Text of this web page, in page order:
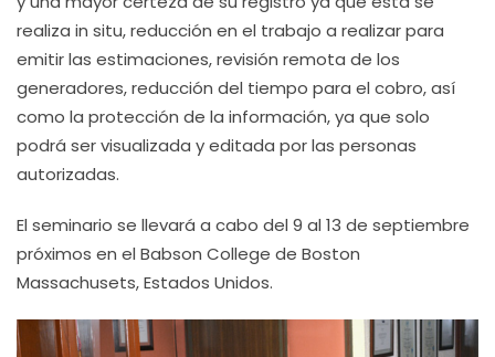
realiza in situ, reducción en el trabajo a realizar para
emitir las estimaciones, revisión remota de los
generadores, reducción del tiempo para el cobro, así
como la protección de la información, ya que solo
podrá ser visualizada y editada por las personas
autorizadas.
El seminario se llevará a cabo del 9 al 13 de septiembre
próximos en el Babson College de Boston
Massachusets, Estados Unidos.